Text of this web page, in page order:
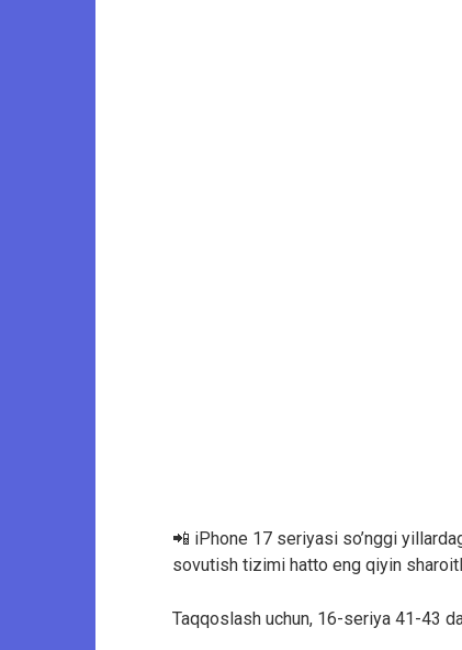
📲 iPhone 17 seriyasi so’nggi
sovutish tizimi hatto eng qiyin
Taqqoslash uchun, 16-seriya 41-43